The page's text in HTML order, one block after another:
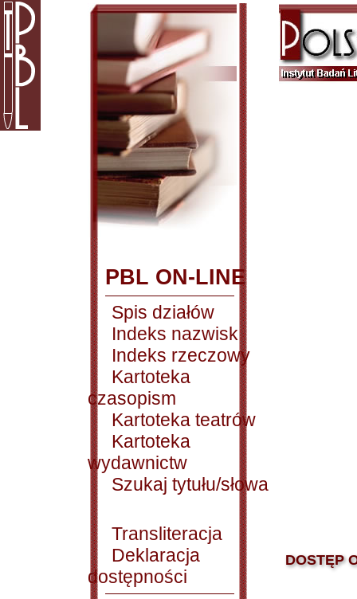
PBL ON-LINE
Spis działów
Indeks nazwisk
Indeks rzeczowy
Kartoteka
czasopism
Kartoteka teatrów
Kartoteka
wydawnictw
Szukaj tytułu/słowa
Transliteracja
Deklaracja
dostępności
DOSTĘP